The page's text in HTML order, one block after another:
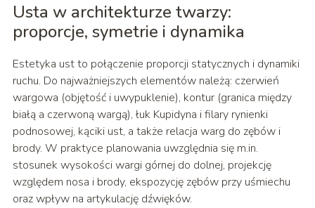
Usta w architekturze twarzy:
proporcje, symetrie i dynamika
Estetyka ust to połączenie proporcji statycznych i dynamiki
ruchu. Do najważniejszych elementów należą: czerwień
wargowa (objętość i uwypuklenie), kontur (granica między
białą a czerwoną wargą), łuk Kupidyna i filary rynienki
podnosowej, kąciki ust, a także relacja warg do zębów i
brody. W praktyce planowania uwzględnia się m.in.
stosunek wysokości wargi górnej do dolnej, projekcję
względem nosa i brody, ekspozycję zębów przy uśmiechu
oraz wpływ na artykulację dźwięków.